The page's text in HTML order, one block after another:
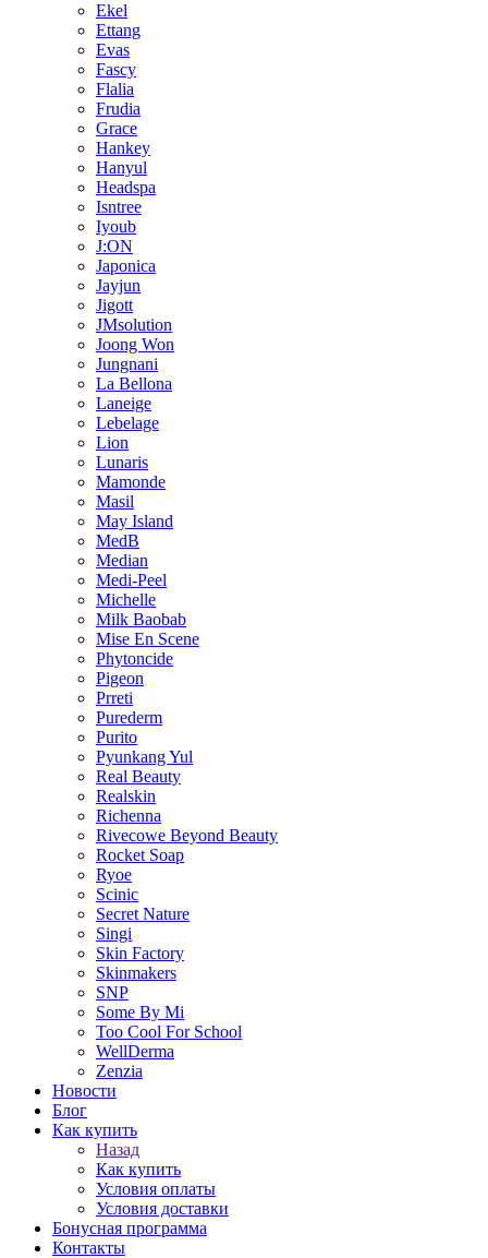
Ekel
Ettang
Evas
Fascy
Flalia
Frudia
Grace
Hankey
Hanyul
Headspa
Isntree
Iyoub
J:ON
Japonica
Jayjun
Jigott
JMsolution
Joong Won
Jungnani
La Bellona
Laneige
Lebelage
Lion
Lunaris
Mamonde
Masil
May Island
MedB
Median
Medi-Peel
Michelle
Milk Baobab
Mise En Scene
Phytoncide
Pigeon
Prreti
Purederm
Purito
Pyunkang Yul
Real Beauty
Realskin
Richenna
Rivecowe Beyond Beauty
Rocket Soap
Ryoe
Scinic
Secret Nature
Singi
Skin Factory
Skinmakers
SNP
Some By Mi
Too Cool For School
WellDerma
Zenzia
Новости
Блог
Как купить
Назад
Как купить
Условия оплаты
Условия доставки
Бонусная программа
Контакты